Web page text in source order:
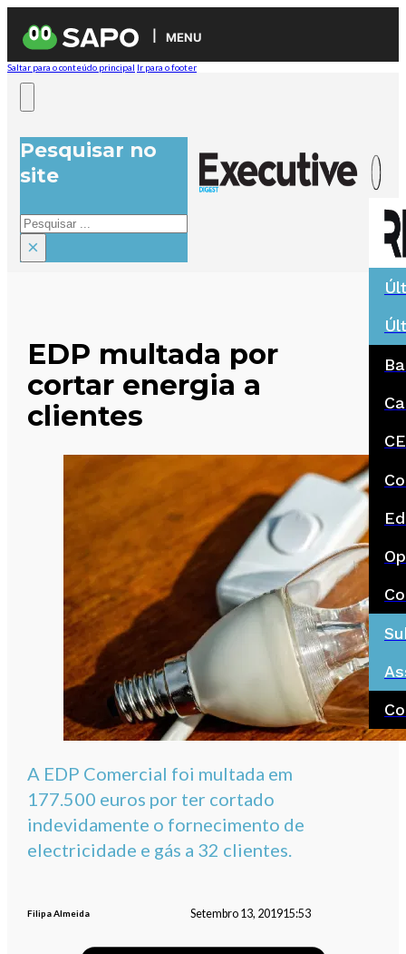
MENU
Saltar para o conteúdo principal Ir para o footer
Pesquisar no
site
Pesquisar
×
EDP multada por
cortar energia a
clientes
A EDP Comercial foi multada em
177.500 euros por ter cortado
indevidamente o fornecimento de
electricidade e gás a 32 clientes.
Filipa Almeida Setembro 13, 201915:53